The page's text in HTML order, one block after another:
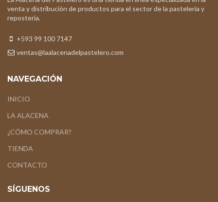
venta y distribución de productos para el sector de la pastelería y
repostería.
+593 99 100 7147
ventas@laalacenadelpastelero.com
NAVEGACIÓN
INICIO
LA ALACENA
¿CÓMO COMPRAR?
TIENDA
CONTACTO
SÍGUENOS